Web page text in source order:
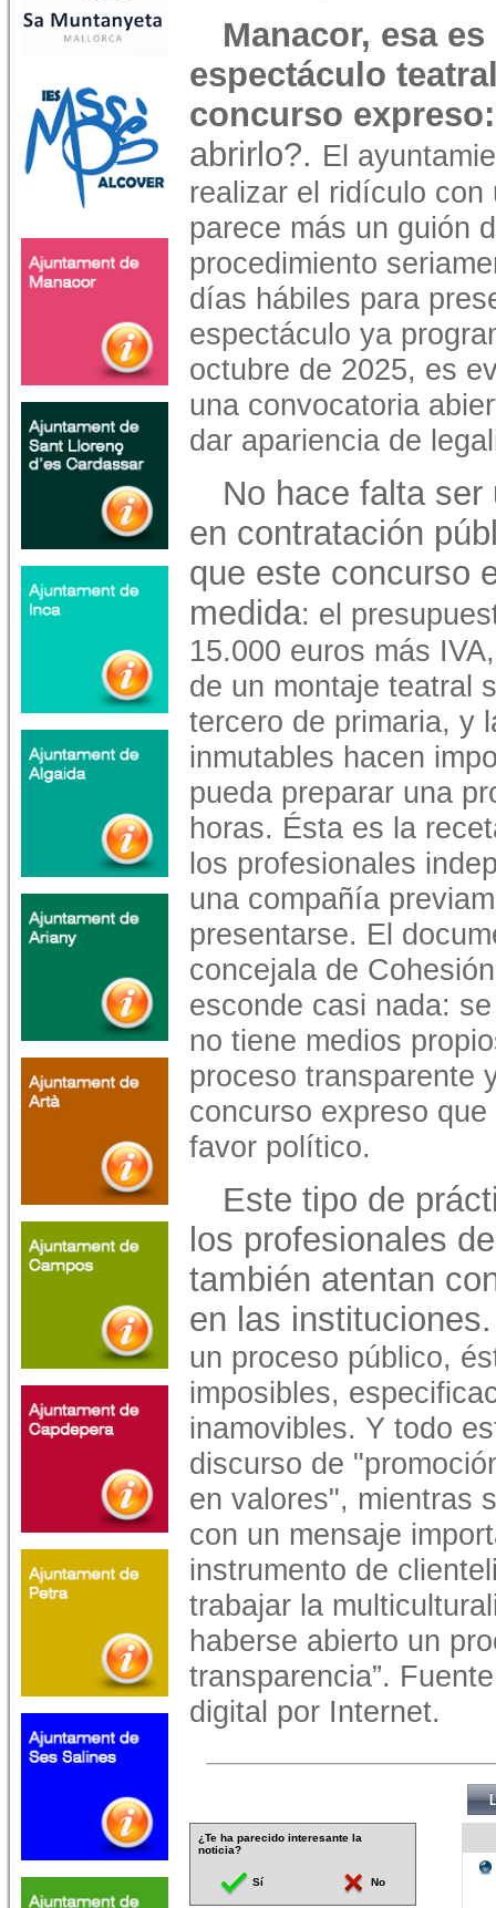
Manacor, esa
espectáculo
concurso expreso:
abrirlo?. El
realizar el ridículo
parece más un guión
procedimiento
días hábiles para
espectáculo ya
octubre de 2025, es
una convocatoria
dar apariencia de
No hace falta ser
en contratación
que este concurso
medida: el
15.000 euros más
de un montaje teatral
tercero de primaria, y
inmutables hacen
pueda preparar una
horas. Ésta es la
los profesionales
una compañía
presentarse. El
concejala de
esconde casi nada:
no tiene medios
proceso transparente
concurso expreso
favor político.
Este tipo de
los profesionales
también atentan
en las
un proceso público,
imposibles,
inamovibles. Y todo
discurso de
en valores", mientras
con un mensaje
instrumento de
trabajar la
haberse abierto un
transparencia”.
digital por Internet.
¿Te ha parecido interesante la
noticia?
Sí No